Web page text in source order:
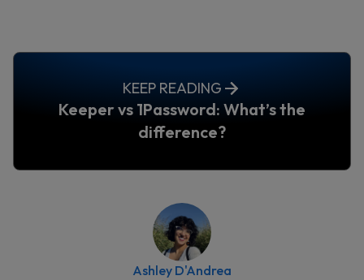
KEEP READING
Keeper vs 1Password: What’s the
difference?
Ashley D'Andrea